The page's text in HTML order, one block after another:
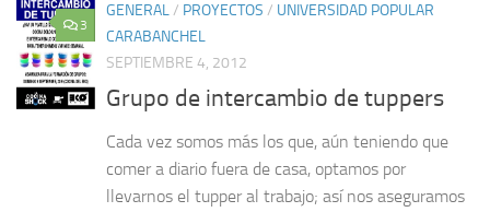
3
GENERAL/ PROYECTOS / UNIVERSIDAD POPULAR
CARABANCHEL
SEPTIEMBRE 4, 2012
Grupo de intercambio de tuppers
Cada vez somos más los que, aún teniendo que
comer a diario fuera de casa, optamos por
llevarnos el tupper al trabajo; así nos aseguramos